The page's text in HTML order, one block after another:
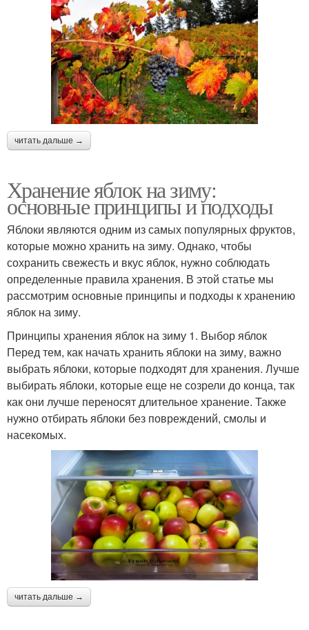
читать дальше →
Хранение яблок на зиму:
основные принципы и подходы
Яблоки являются одним из самых популярных фруктов,
которые можно хранить на зиму. Однако, чтобы
сохранить свежесть и вкус яблок, нужно соблюдать
определенные правила хранения. В этой статье мы
рассмотрим основные принципы и подходы к хранению
яблок на зиму.
Принципы хранения яблок на зиму 1. Выбор яблок
Перед тем, как начать хранить яблоки на зиму, важно
выбрать яблоки, которые подходят для хранения. Лучше
выбирать яблоки, которые еще не созрели до конца, так
как они лучше переносят длительное хранение. Также
нужно отбирать яблоки без повреждений, смолы и
насекомых.
читать дальше →